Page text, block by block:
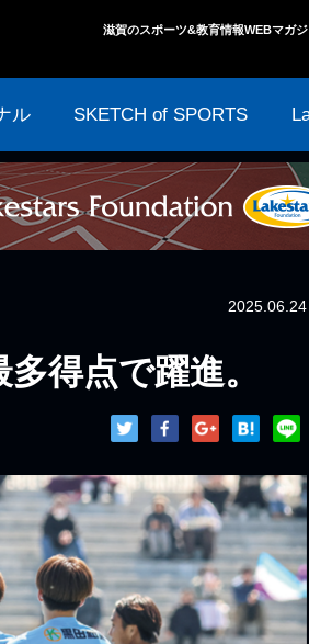
滋賀のスポーツ&教育情報WEBマガ
ル SKETCH of SPORTS
2025.06.24
得点で躍進。